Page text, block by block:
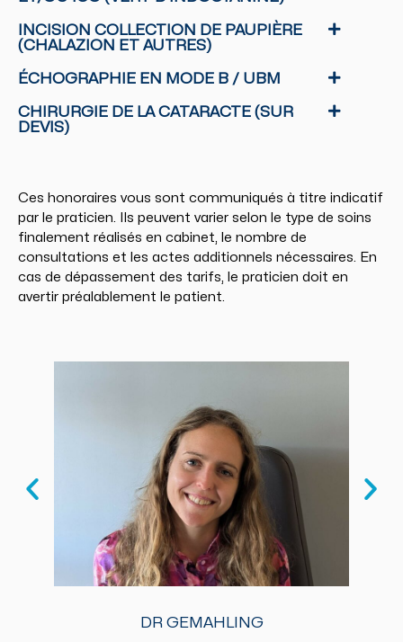
INCISION COLLECTION DE PAUPIÈRE
(CHALAZION ET AUTRES)
ÉCHOGRAPHIE EN MODE B / UBM
CHIRURGIE DE LA CATARACTE (SUR
DEVIS)
Ces honoraires vous sont communiqués à titre indicatif
par le praticien. Ils peuvent varier selon le type de soins
finalement réalisés en cabinet, le nombre de
consultations et les actes additionnels nécessaires. En
cas de dépassement des tarifs, le praticien doit en
avertir préalablement le patient.
DR GEMAHLING